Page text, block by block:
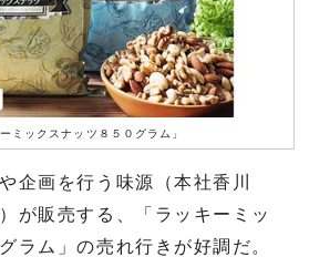
ーミックスナッツ８５０グラム」
企画を行う味源（本社香川
が販売する、「ラッキーミッ
ラム」の売れ行きが好調だ。